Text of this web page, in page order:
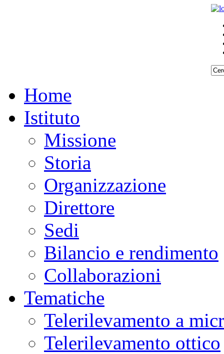
Home
Istituto
Missione
Storia
Organizzazione
Direttore
Sedi
Bilancio e rendimento
Collaborazioni
Tematiche
Telerilevamento a
Telerilevamento ottico